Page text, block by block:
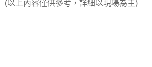
(以上內容僅供參考，詳細以現場為主)